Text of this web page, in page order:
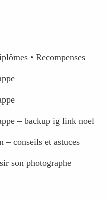
• Recompenses
– backup ig link noel
– conseils et astuces
son photographe